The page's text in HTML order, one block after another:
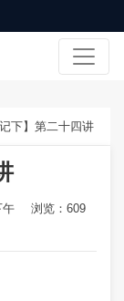
下】第二十四讲
午
浏览：609